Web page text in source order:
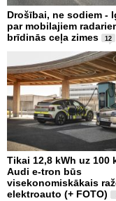
Drošībai, ne sodiem -
par mobilajiem
brīdinās ceļa zimes
12
Tikai 12,8 kWh uz 100
Audi e-tron būs
visekonomiskākais
elektroauto (+ FOTO)